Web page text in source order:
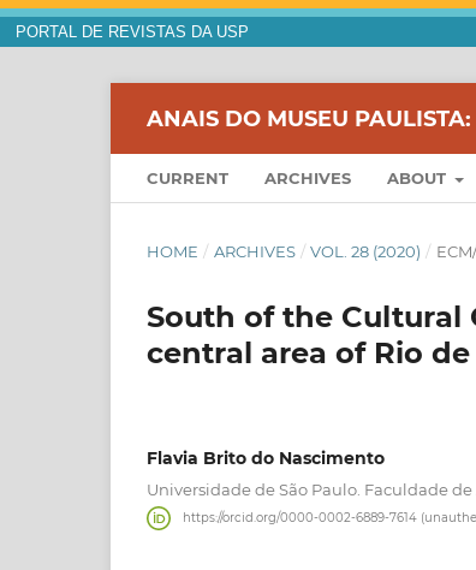
PORTAL DE REVISTAS DA USP
ANAIS DO MUSEU
CURRENT ARCHIVES ABOUT
HOME / ARCHIVES / VOL. 28 (2020) /
South of the
central area of Rio de
Flavia Brito do Nascimento
Universidade de São Paulo. Faculdade
https://orcid.org/0000-0002-6889-7614